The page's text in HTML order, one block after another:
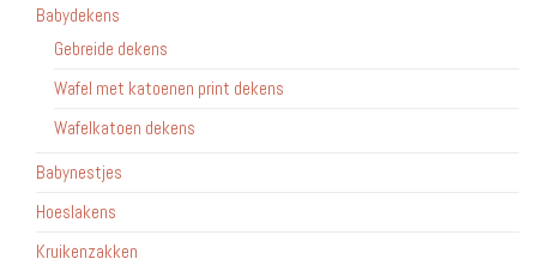
Babydekens
Gebreide dekens
Wafel met katoenen print dekens
Wafelkatoen dekens
Babynestjes
Hoeslakens
Kruikenzakken